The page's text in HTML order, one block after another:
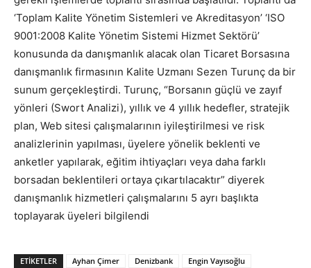
‘Toplam Kalite Yönetim Sistemleri ve Akreditasyon’ ‘ISO
9001:2008 Kalite Yönetim Sistemi Hizmet Sektörü’
konusunda da danışmanlık alacak olan Ticaret Borsasına
danışmanlık firmasının Kalite Uzmanı Sezen Turunç da bir
sunum gerçekleştirdi. Turunç, “Borsanın güçlü ve zayıf
yönleri (Swort Analizi), yıllık ve 4 yıllık hedefler, stratejik
plan, Web sitesi çalışmalarının iyileştirilmesi ve risk
analizlerinin yapılması, üyelere yönelik beklenti ve
anketler yapılarak, eğitim ihtiyaçları veya daha farklı
borsadan beklentileri ortaya çıkartılacaktır” diyerek
danışmanlık hizmetleri çalışmalarını 5 ayrı başlıkta
toplayarak üyeleri bilgilendi
ETIKETLER Ayhan Çimer Denizbank Engin Vayısoğlu